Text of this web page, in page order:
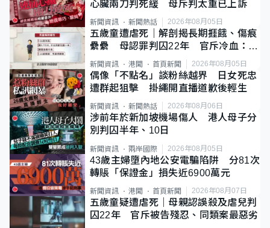
心臟兩刀判死緩 母斥判太重已上訴
新聞資訊 新聞熱話 2026年08月05日
五歲童遭虐死｜解剖揭長期捱餓、傷痕
纍纍 母認罪判囚22年 官斥冷血：同
類案最惡劣
新聞資訊 港聞 首頁新聞 2026年08月05日
偶像「不點名」談粉絲越界 日女死忠
遭群起狙擊 掛繩開直播道歉後輕生
新聞資訊 新聞熱話 2026年08月06日
涉前年於新加坡機場傷人 港人母子分
別判囚半年、10日
新聞資訊 兩岸國際 2026年08月05日
43歲主婦墮內地公安電騙陷阱 分81次
轉賬「保證金」損失近6900萬元
新聞資訊 港聞 首頁新聞 2026年08月07日
五歲童疑遭虐死｜母親認誤殺及虐兒判
囚22年 官斥被告殘忍、同類案最惡劣